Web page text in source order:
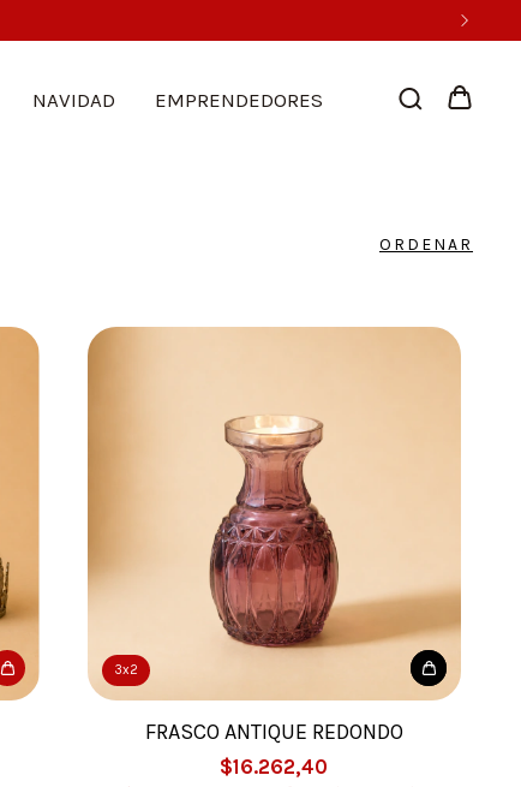
NAVIDAD EMPRENDEDORES
ORDENAR
3x2
FRASCO ANTIQUE REDONDO
$16.262,40